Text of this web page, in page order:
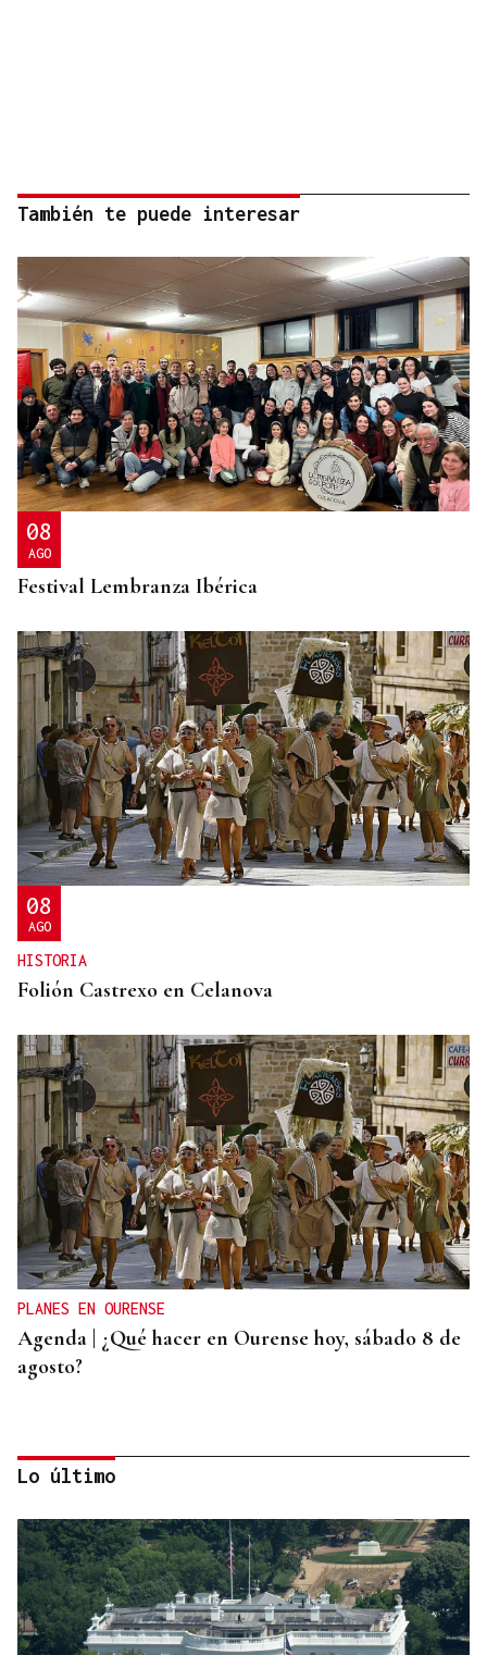
También te puede interesar
08
AGO
Festival Lembranza Ibérica
08
AGO
HISTORIA
Folión Castrexo en Celanova
PLANES EN OURENSE
Agenda | ¿Qué hacer en Ourense hoy, sábado 8 de
agosto?
Lo último